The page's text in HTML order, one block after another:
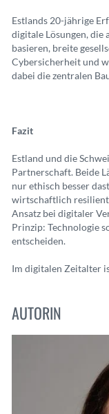
Estlands 20-jährige
digitale Lösungen, die
basieren, breite
Cybersicherheit und
dabei die zentralen
Fazit
Estland und die
Partnerschaft. Beide
nur ethisch besser
wirtschaftlich
Ansatz bei digitaler
Prinzip: Technologie
entscheiden.
Im digitalen Zeitalter
AUTORIN